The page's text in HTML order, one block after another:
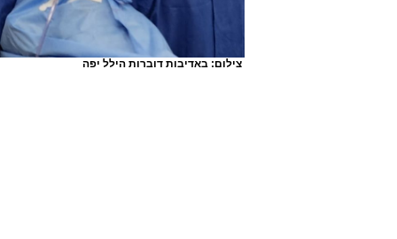
צילום: באדיבות דוברות הילל יפה